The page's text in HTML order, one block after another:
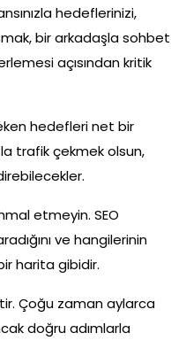
hedeflerinizi,
bir arkadaşla sohbet
açısından kritik
hedefleri net bir
trafik çekmek olsun,
etmeyin. SEO
ve hangilerinin
harita gibidir.
Çoğu zaman aylarca
doğru adımlarla